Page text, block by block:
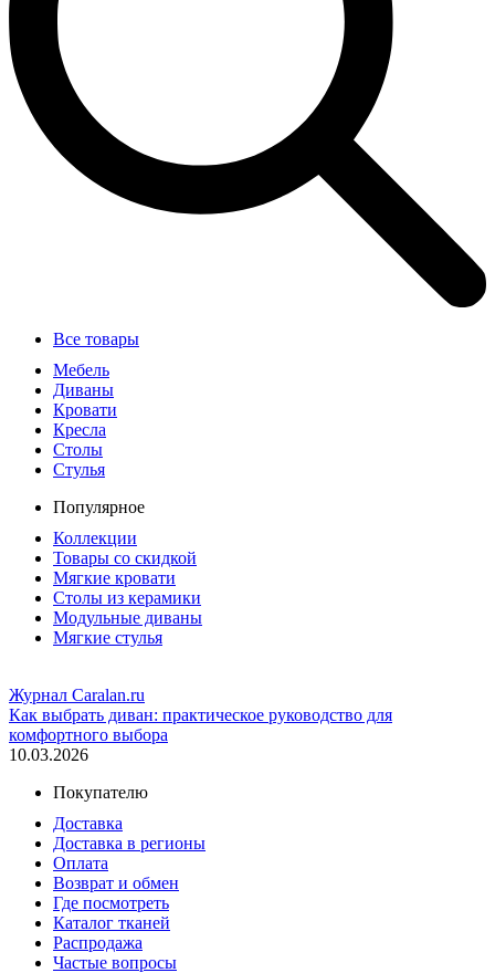
Все товары
Мебель
Диваны
Кровати
Кресла
Столы
Стулья
Популярное
Коллекции
Товары со скидкой
Мягкие кровати
Столы из керамики
Модульные диваны
Мягкие стулья
Журнал Caralan.ru
Как выбрать диван: практическое руководство для
комфортного выбора
10.03.2026
Покупателю
Доставка
Доставка в регионы
Оплата
Возврат и обмен
Где посмотреть
Каталог тканей
Распродажа
Частые вопросы